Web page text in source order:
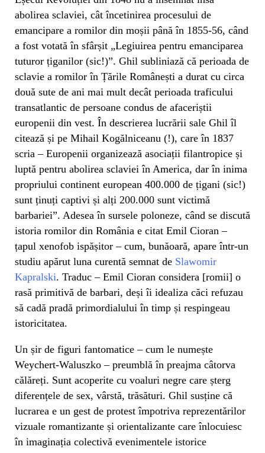
abolirea sclaviei, cât încetinirea procesului de
emancipare a romilor din moșii până în 1855-56, când
a fost votată în sfârșit „Legiuirea pentru emanciparea
tuturor țiganilor (sic!)”. Ghil subliniază că perioada de
sclavie a romilor în Țările Românești a durat cu circa
două sute de ani mai mult decât perioada traficului
transatlantic de persoane condus de afaceriștii
europenii din vest. În descrierea lucrării sale Ghil îl
citează și pe Mihail Kogălniceanu (!), care în 1837
scria ­– Europenii organizează asociații filantropice și
luptă pentru abolirea sclaviei în America, dar în inima
propriului continent european 400.000 de țigani (sic!)
sunt ținuți captivi și alți 200.000 sunt victimă
barbariei”. Adesea în sursele poloneze, când se discută
istoria romilor din România e citat Emil Cioran –
țapul xenofob ispășitor – cum, bunăoară, apare într-un
studiu apărut luna curentă semnat de Slawomir
Kapralski. Traduc – Emil Cioran considera [romii] o
rasă primitivă de barbari, deși îi idealiza căci refuzau
să cadă pradă primordialului în timp și respingeau
istoricitatea.
Un șir de figuri fantomatice – cum le numește
Weychert-Waluszko – preumblă în preajma câtorva
călăreți. Sunt acoperite cu voaluri negre care șterg
diferențele de sex, vârstă, trăsături. Ghil susține că
lucrarea e un gest de protest împotriva reprezentărilor
vizuale romantizante și orientalizante care înlocuiesc
în imaginația colectivă evenimentele istorice